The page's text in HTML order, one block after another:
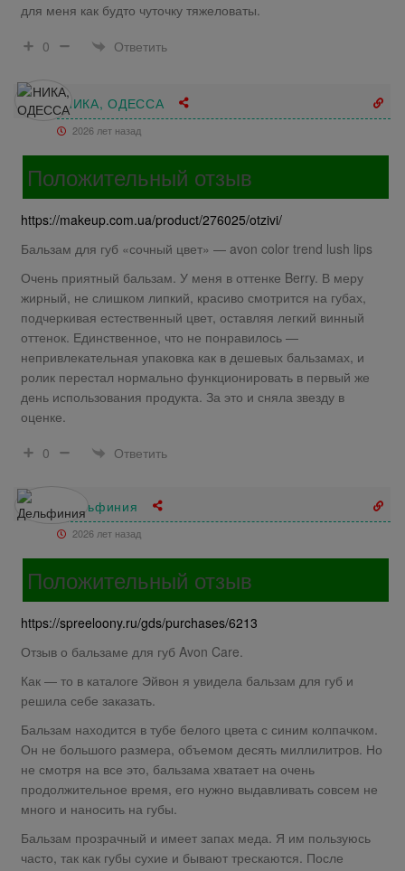
для меня как будто чуточку тяжеловаты.
0
Ответить
НИКА, ОДЕССА
2026 лет назад
Положительный отзыв
https://makeup.com.ua/product/276025/otzivi/
Бальзам для губ «сочный цвет» — avon color trend lush lips
Очень приятный бальзам. У меня в оттенке Berry. В меру
жирный, не слишком липкий, красиво смотрится на губах,
подчеркивая естественный цвет, оставляя легкий винный
оттенок. Единственное, что не понравилось —
непривлекательная упаковка как в дешевых бальзамах, и
ролик перестал нормально функционировать в первый же
день использования продукта. За это и сняла звезду в
оценке.
0
Ответить
Дельфиния
2026 лет назад
Положительный отзыв
https://spreeloony.ru/gds/purchases/6213
Отзыв о бальзаме для губ Avon Care.
Как — то в каталоге Эйвон я увидела бальзам для губ и
решила себе заказать.
Бальзам находится в тубе белого цвета с синим колпачком.
Он не большого размера, объемом десять миллилитров. Но
не смотря на все это, бальзама хватает на очень
продолжительное время, его нужно выдавливать совсем не
много и наносить на губы.
Бальзам прозрачный и имеет запах меда. Я им пользуюсь
часто, так как губы сухие и бывают трескаются. После